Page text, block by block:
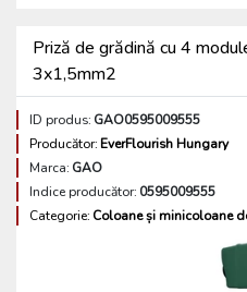
Priză de grădină cu 4
3x1,5mm2
ID produs: GAO0595009555
Producător:EverFlourish Hungary
Marca: GAO
Indice producător: 0595009555
Categorie: Coloane și minicoloane